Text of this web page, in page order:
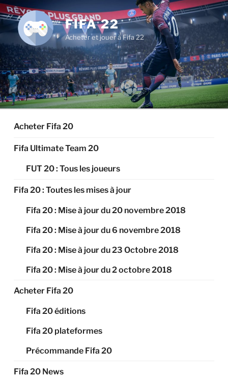
Aller
au
contenu
principal
FIFA 22
Acheter et jouer à Fifa 22
Acheter Fifa 20
Fifa Ultimate Team 20
FUT 20 : Tous les joueurs
Fifa 20 : Toutes les mises à jour
Fifa 20 : Mise à jour du 20 novembre 2018
Fifa 20 : Mise à jour du 6 novembre 2018
Fifa 20 : Mise à jour du 23 Octobre 2018
Fifa 20 : Mise à jour du 2 octobre 2018
Acheter Fifa 20
Fifa 20 éditions
Fifa 20 plateformes
Précommande Fifa 20
Fifa 20 News